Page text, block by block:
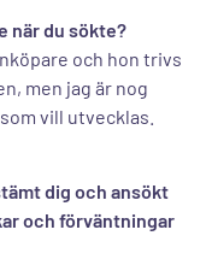
när du sökte?
och hon trivs
men jag är nog
vill utvecklas.
dig och ansökt
och förväntningar